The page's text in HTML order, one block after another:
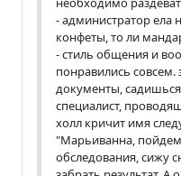
- администратор ела
конфеты, то ли
- стиль общения и
понравились
документы,
специалист,
холл кричит имя
"Марьиванна,
обследования, сижу